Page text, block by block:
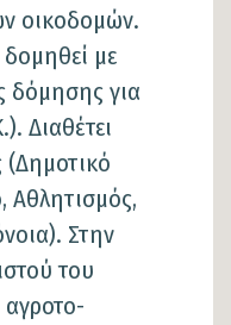
οικοδομών.
με
δόμησης για
Διαθέτει
(Δημοτικό
Αθλητισμός,
Στην
του
αγροτο-